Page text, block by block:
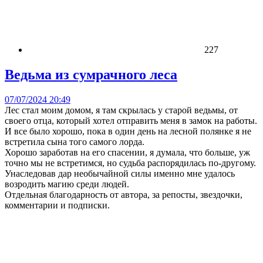
227
Ведьма из сумрачного леса
07/07/2024 20:49
Лес стал моим домом, я там скрылась у старой ведьмы, от
своего отца, который хотел отправить меня в замок на работы.
И все было хорошо, пока в один день на лесной полянке я не
встретила сына того самого лорда.
Хорошо заработав на его спасении, я думала, что больше, уж
точно мы не встретимся, но судьба распорядилась по-другому.
Унаследовав дар необычайной силы именно мне удалось
возродить магию среди людей.
Отдельная благодарность от автора, за репосты, звездочки,
комментарии и подписки.